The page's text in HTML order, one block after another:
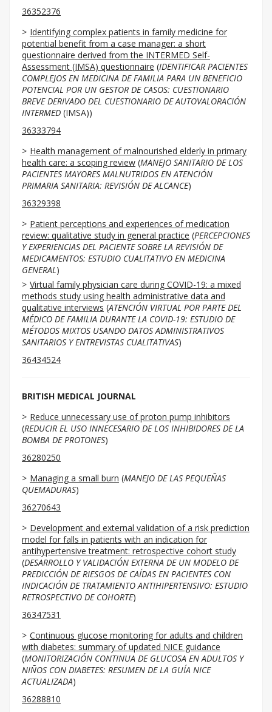
36352376
Identifying complex patients in family medicine for
potential benefit from a case manager: a short
questionnaire derived from the INTERMED Self-
Assessment (IMSA) questionnaire (IDENTIFICAR PACIENTES
COMPLEJOS EN MEDICINA DE FAMILIA PARA UN BENEFICIO
POTENCIAL POR UN GESTOR DE CASOS: CUESTIONARIO
BREVE DERIVADO DEL CUESTIONARIO DE AUTOVALORACIÓN
INTERMED (IMSA))
36333794
Health management of malnourished elderly in primary
health care: a scoping review (MANEJO SANITARIO DE LOS
PACIENTES MAYORES MALNUTRIDOS EN ATENCIÓN
PRIMARIA SANITARIA: REVISIÓN DE ALCANCE)
36329398
Patient perceptions and experiences of medication
review: qualitative study in general practice (PERCEPCIONES
Y EXPERIENCIAS DEL PACIENTE SOBRE LA REVISIÓN DE
MEDICAMENTOS: ESTUDIO CUALITATIVO EN MEDICINA
GENERAL)
Virtual family physician care during COVID-19: a mixed
methods study using health administrative data and
qualitative interviews (ATENCIÓN VIRTUAL POR PARTE DEL
MÉDICO DE FAMILIA DURANTE LA COVID-19: ESTUDIO DE
MÉTODOS MIXTOS USANDO DATOS ADMINISTRATIVOS
SANITARIOS Y ENTREVISTAS CUALITATIVAS)
36434524
BRITISH MEDICAL JOURNAL
Reduce unnecessary use of proton pump inhibitors
(REDUCIR EL USO INNECESARIO DE LOS INHIBIDORES DE LA
BOMBA DE PROTONES)
36280250
Managing a small burn (MANEJO DE LAS PEQUEÑAS
QUEMADURAS)
36270643
Development and external validation of a risk prediction
model for falls in patients with an indication for
antihypertensive treatment: retrospective cohort study
(DESARROLLO Y VALIDACIÓN EXTERNA DE UN MODELO DE
PREDICCIÓN DE RIESGOS DE CAÍDAS EN PACIENTES CON
INDICACIÓN DE TRATAMIENTO ANTIHIPERTENSIVO: ESTUDIO
RETROSPECTIVO DE COHORTE)
36347531
Continuous glucose monitoring for adults and children
with diabetes: summary of updated NICE guidance
(MONITORIZACIÓN CONTINUA DE GLUCOSA EN ADULTOS Y
NIÑOS CON DIABETES: RESUMEN DE LA GUÍA NICE
ACTUALIZADA)
36288810